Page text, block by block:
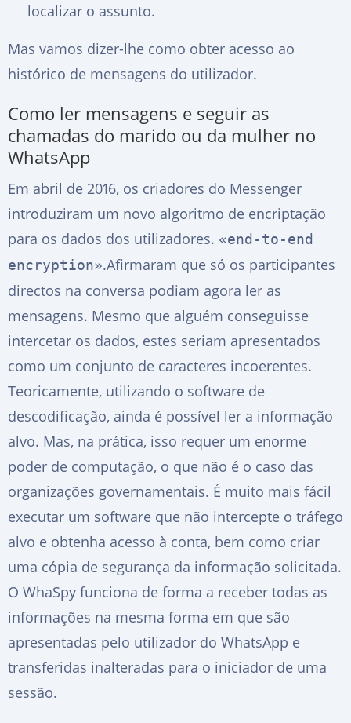
localizar o assunto.
Mas vamos dizer-lhe como obter acesso ao
histórico de mensagens do utilizador.
Como ler mensagens e seguir as
chamadas do marido ou da mulher no
WhatsApp
Em abril de 2016, os criadores do Messenger
introduziram um novo algoritmo de encriptação
para os dados dos utilizadores. «end-to-end
encryption».Afirmaram que só os participantes
directos na conversa podiam agora ler as
mensagens. Mesmo que alguém conseguisse
intercetar os dados, estes seriam apresentados
como um conjunto de caracteres incoerentes.
Teoricamente, utilizando o software de
descodificação, ainda é possível ler a informação
alvo. Mas, na prática, isso requer um enorme
poder de computação, o que não é o caso das
organizações governamentais. É muito mais fácil
executar um software que não intercepte o tráfego
alvo e obtenha acesso à conta, bem como criar
uma cópia de segurança da informação solicitada.
O WhaSpy funciona de forma a receber todas as
informações na mesma forma em que são
apresentadas pelo utilizador do WhatsApp e
transferidas inalteradas para o iniciador de uma
sessão.